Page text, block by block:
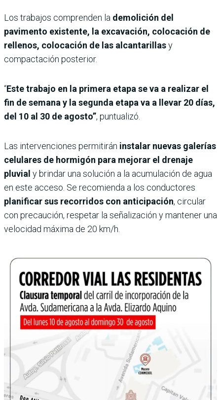
Los trabajos comprenden la demolición del
pavimento existente, la excavación, colocación de
rellenos, colocación de las alcantarillasy
compactación posterior.
“Este trabajo en la primera etapa se va a realizar el
fin de semana y la segunda etapa va a llevar 20 días,
del 10 al 30 de agosto”, puntualizó.
Las intervenciones permitirán instalar nuevas galerías
celulares de hormigón para mejorar el drenaje
pluvial y brindar una solución a la acumulación de agua
en este acceso. Se recomienda a los conductores
planificar sus recorridos con anticipación, circular
con precaución, respetar la señalización y mantener una
velocidad máxima de 20 km/h.